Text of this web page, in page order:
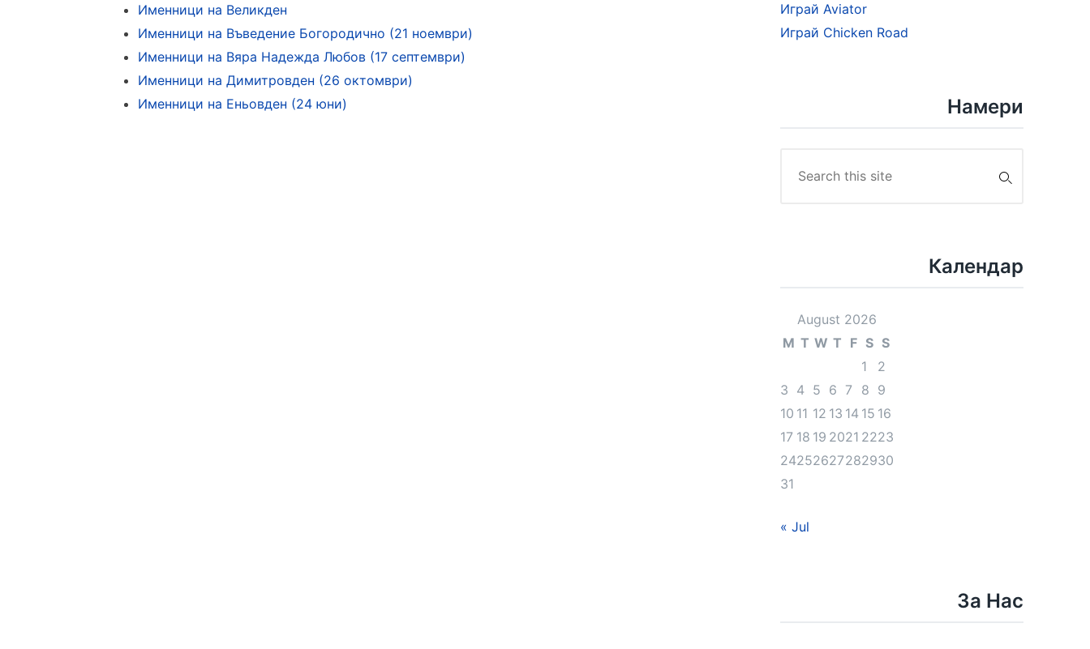
Именници на Великден
Именници на Въведение Богородично (21 ноември)
Именници на Вяра Надежда Любов (17 септември)
Именници на Димитровден (26 октомври)
Именници на Еньовден (24 юни)
Играй Aviator
Играй Chicken Road
Намери
for:
Календар
August 2026
M T W T F S S
1
2
3 4 5 6 7 8 9
10 11 12 13 14 15 16
17 18 19 2021 2223
24252627282930
31
« Jul
За Нас